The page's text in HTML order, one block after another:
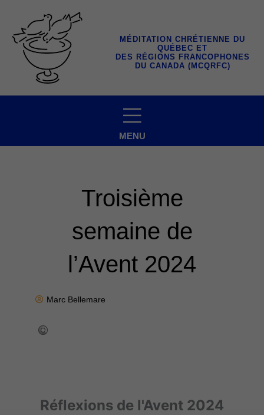
contenu
MÉDITATION CHRÉTIENNE DU
QUÉBEC ET
DES RÉGIONS FRANCOPHONES
DU CANADA (MCQRFC)
MENU
Troisième
semaine de
l’Avent 2024
Marc Bellemare
Réflexions de l'Avent 2024